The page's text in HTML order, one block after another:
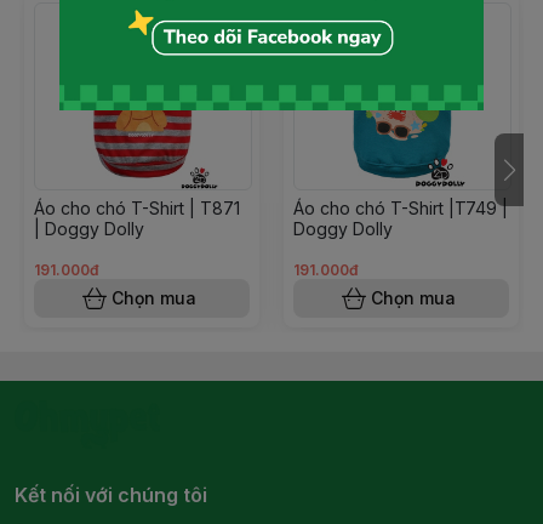
Áo cho chó T-Shirt | T871
| Doggy Dolly
191.000đ
Chọn mua
Áo cho chó T-Shirt |T749 |
Doggy Dolly
191.000đ
Chọn mua
Kết nối với chúng tôi